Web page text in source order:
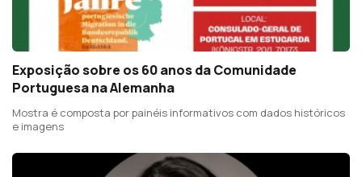
Exposição sobre os 60 anos da Comunidade
Portuguesa na Alemanha
Mostra é composta por painéis informativos com dados históricos
e imagens